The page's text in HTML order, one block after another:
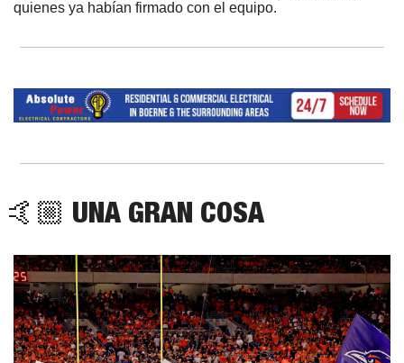
quienes ya habían firmado con el equipo.
🤙🏼 UNA GRAN COSA